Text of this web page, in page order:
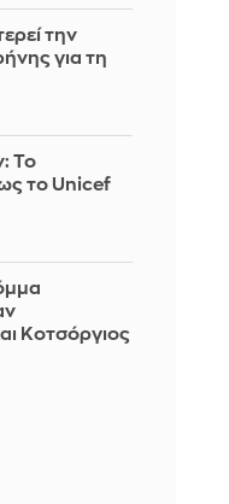
την
για τη
Το
το Unicef
Κοτσόργιος